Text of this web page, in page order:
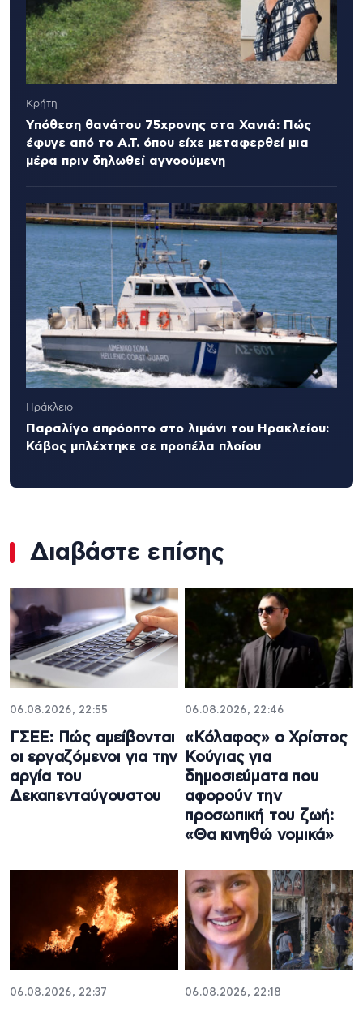
Κρήτη
Υπόθεση θανάτου 75χρονης στα Χανιά: Πώς
έφυγε από το Α.Τ. όπου είχε μεταφερθεί μια
μέρα πριν δηλωθεί αγνοούμενη
Ηράκλειο
Παραλίγο απρόοπτο στο λιμάνι του Ηρακλείου:
Κάβος μπλέχτηκε σε προπέλα πλοίου
Διαβάστε επίσης
06.08.2026, 22:55
ΓΣΕΕ: Πώς αμείβονται
οι εργαζόμενοι για την
αργία του
Δεκαπενταύγουστου
06.08.2026, 22:46
«Κόλαφος» ο Χρίστος
Κούγιας για
δημοσιεύματα που
αφορούν την
προσωπική του ζωή:
«Θα κινηθώ νομικά»
06.08.2026, 22:37 06.08.2026, 22:18